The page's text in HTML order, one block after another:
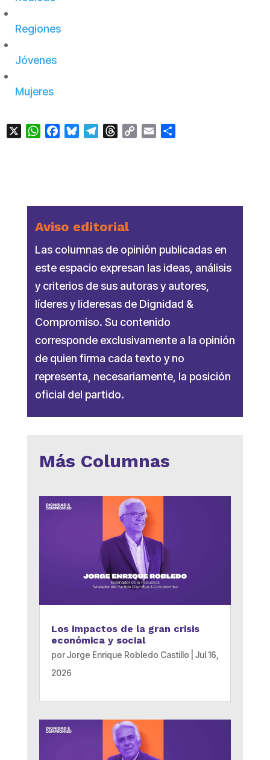
Regiones
Jóvenes
Mujeres
WhatsApp
FacebookBlueskyTelegramThreads
Copy Email
Aviso editorial
Las columnas de opinión publicadas en
este espacio expresan las ideas, análisis
y criterios de sus autoras y autores,
líderes y lideresas de Dignidad &
Compromiso. Su contenido
corresponde exclusivamente a la opinión
de quien firma cada texto y no
representa, necesariamente, la posición
oficial del partido.
Más Columnas
Los impactos de la gran crisis
económica y social
porJorge Enrique Robledo Castillo
Jul 16,
2026